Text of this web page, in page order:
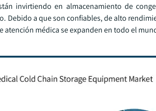
invirtiendo en almacenamiento de
Debido a que son confiables, de alto
atención médica se expanden en todo el